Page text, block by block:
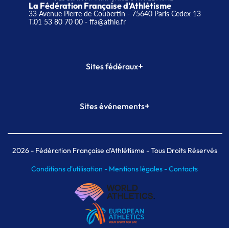
La Fédération Française d'Athlétisme
33 Avenue Pierre de Coubertin - 75640 Paris Cedex 13
T.01 53 80 70 00- ffa@athle.fr
Sites fédéraux+
Plateforme Formation
Sites événements+
Meeting de Paris indoor
MAIF Ekiden de Paris
2026- Fédération Française d'Athlétisme - Tous Droits Réservés
Conditions d'utilisation - Mentions légales -Contacts